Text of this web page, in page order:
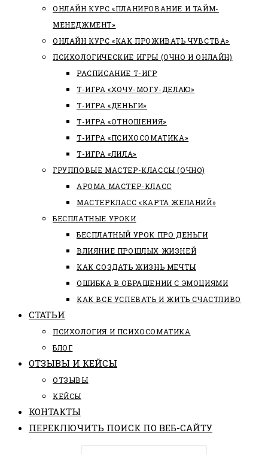
ОНЛАЙН КУРС «ПЛАНИРОВАНИЕ И ТАЙМ-
МЕНЕДЖМЕНТ»
ОНЛАЙН КУРС «КАК ПРОЖИВАТЬ ЧУВСТВА»
ПСИХОЛОГИЧЕСКИЕ ИГРЫ (ОЧНО И ОНЛАЙН)
РАСПИСАНИЕ Т-ИГР
Т-ИГРА «ХОЧУ-МОГУ-ДЕЛАЮ»
Т-ИГРА «ДЕНЬГИ»
Т-ИГРА «ОТНОШЕНИЯ»
Т-ИГРА «ПСИХОСОМАТИКА»
Т-ИГРА «ЛИЛА»
ГРУППОВЫЕ МАСТЕР-КЛАССЫ (ОЧНО)
АРОМА МАСТЕР-КЛАСС
МАСТЕРКЛАСС «КАРТА ЖЕЛАНИЙ»
БЕСПЛАТНЫЕ УРОКИ
БЕСПЛАТНЫЙ УРОК ПРО ДЕНЬГИ
ВЛИЯНИЕ ПРОШЛЫХ ЖИЗНЕЙ
КАК СОЗДАТЬ ЖИЗНЬ МЕЧТЫ
ОШИБКА В ОБРАЩЕНИИ С ЭМОЦИЯМИ
КАК ВСЕ УСПЕВАТЬ И ЖИТЬ СЧАСТЛИВО
СТАТЬИ
ПCИХОЛОГИЯ И ПСИХОСОМАТИКА
БЛОГ
ОТЗЫВЫ И КЕЙСЫ
ОТЗЫВЫ
КЕЙСЫ
КОНТАКТЫ
ПЕРЕКЛЮЧИТЬ ПОИСК ПО ВЕБ-САЙТУ